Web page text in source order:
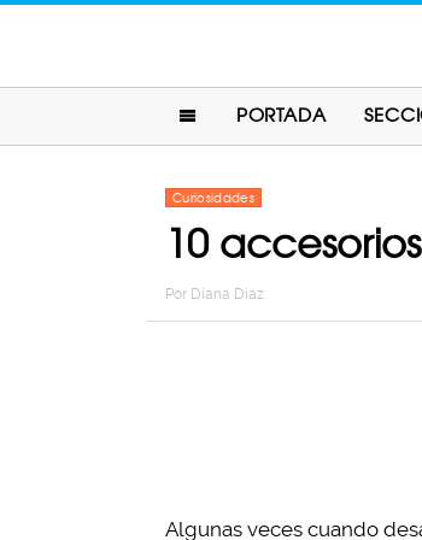
PORTADA
Curiosidades
10
Por Diana Diaz
Algunas veces cuando